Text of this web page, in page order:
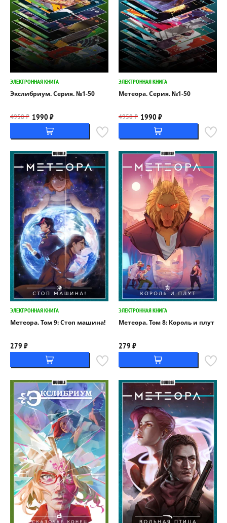
ЭЛЕКТРОННАЯ КНИГА
Экслибриум. Серия. №1-50
4950 ₽ 1990 ₽
ЭЛЕКТРОННАЯ КНИГА
Метеора. Серия. №1-50
4950 ₽ 1990 ₽
ЭЛЕКТРОННАЯ КНИГА
Метеора. Том 9: Стоп машина!
279 ₽
ЭЛЕКТРОННАЯ КНИГА
Метеора. Том 8: Король и плут
279 ₽